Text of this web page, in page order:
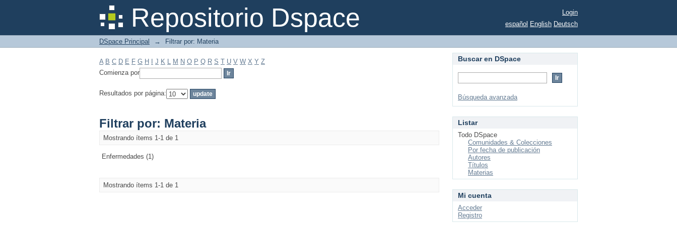
Repositorio Dspace
Filtrar por: Materia
Login
español English Deutsch
DSpace Principal → Filtrar por: Materia
A B C D E F G H J K L M N O P Q R S T U V W X Y Z
Comienza por
Resultados por página:
Filtrar por: Materia
Mostrando ítems 1-1 de 1
Enfermedades (1)
Mostrando ítems 1-1 de 1
Buscar en DSpace
Búsqueda avanzada
Listar
Todo DSpace
Comunidades & Colecciones
Por fecha de publicación
Autores
Títulos
Materias
Mi cuenta
Acceder
Registro